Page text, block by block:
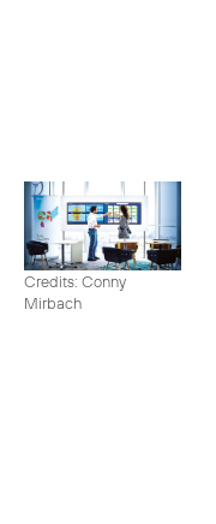
Credits: Conny
Mirbach